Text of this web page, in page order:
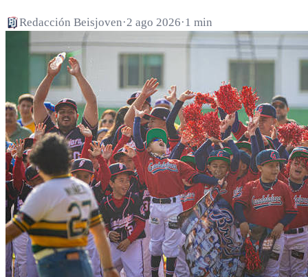
Redacción Beisjoven·2 ago 2026·1 min